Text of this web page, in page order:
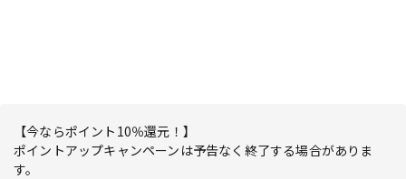
【今ならポイント10％還元！】
ポイントアップキャンペーンは予告なく終了する場合がありま
す。